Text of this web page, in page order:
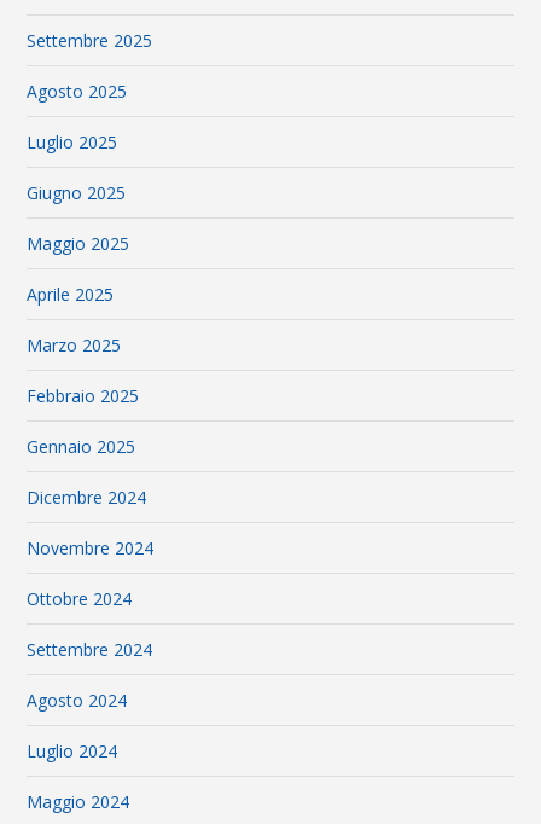
Settembre 2025
Agosto 2025
Luglio 2025
Giugno 2025
Maggio 2025
Aprile 2025
Marzo 2025
Febbraio 2025
Gennaio 2025
Dicembre 2024
Novembre 2024
Ottobre 2024
Settembre 2024
Agosto 2024
Luglio 2024
Maggio 2024